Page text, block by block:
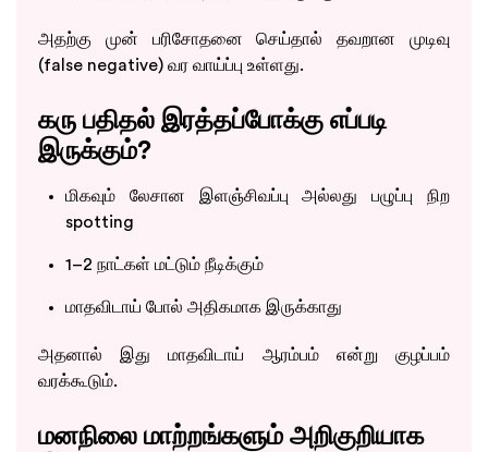
அதற்கு முன் பரிசோதனை செய்தால் தவறான முடிவு
(false negative) வர வாய்ப்பு உள்ளது.
கரு பதிதல் இரத்தப்போக்கு எப்படி
இருக்கும்?
மிகவும் லேசான இளஞ்சிவப்பு அல்லது பழுப்பு நிற
spotting
1–2 நாட்கள் மட்டும் நீடிக்கும்
மாதவிடாய் போல் அதிகமாக இருக்காது
அதனால் இது மாதவிடாய் ஆரம்பம் என்று குழப்பம்
வரக்கூடும்.
மனநிலை மாற்றங்களும் அறிகுறியாக